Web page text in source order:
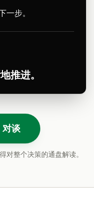
一步。
推进。
谈
对整个决策的通盘解读。